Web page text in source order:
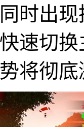
时出
速切
将彻